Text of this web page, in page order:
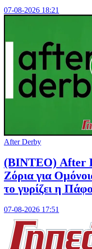
07-08-2026 18:21
After Derby
(ΒΙΝΤΕΟ) After
Ζόρια για
το γυρίζει η
07-08-2026 17:51